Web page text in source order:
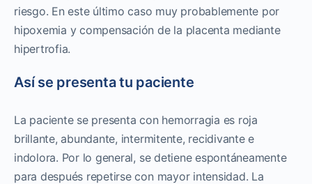
riesgo. En este último caso muy probablemente por
hipoxemia y compensación de la placenta mediante
hipertrofia.
Así se presenta tu paciente
La paciente se presenta con hemorragia es roja
brillante, abundante, intermitente, recidivante e
indolora. Por lo general, se detiene espontáneamente
para después repetirse con mayor intensidad. La